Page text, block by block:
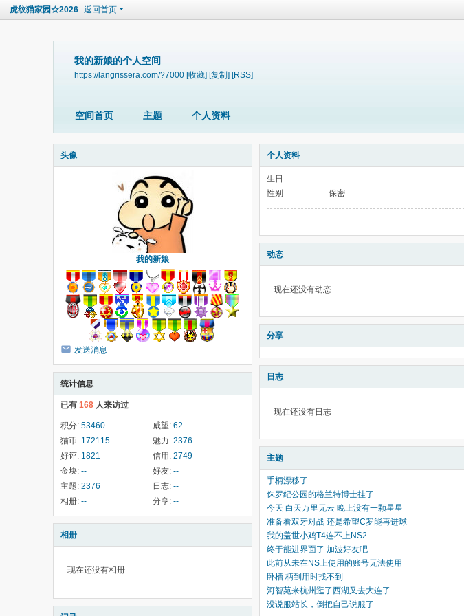
虎纹猫家园☆2026 返回首页
我的新娘的个人空间
https://langrissera.com/?7000 [收藏] [复制] [RSS]
空间首页 主题 个人资料
头像
我的新娘
发送消息
统计信息
已有 168 人来访过
积分: 53460 威望: 62
猫币: 172115 魅力: 2376
好评: 1821 信用: 2749
金块: -- 好友: --
主题: 2376 日志: --
相册: -- 分享: --
相册
现在还没有相册
个人资料
生日
性别
保密
动态
现在还没有动态
分享
日志
现在还没有日志
主题
手柄漂移了
侏罗纪公园的格兰特博士挂了
今天 白天万里无云 晚上没有一颗星星
准备看双牙对战 还是希望C罗能再进球
我的盖世小鸡T4连不上NS2
终于能进界面了 加波好友吧
此前从未在NS上使用的账号无法使用
卧槽 柄到用时找不到
河智苑来杭州逛了西湖又去大连了
没说服站长，倒把自己说服了